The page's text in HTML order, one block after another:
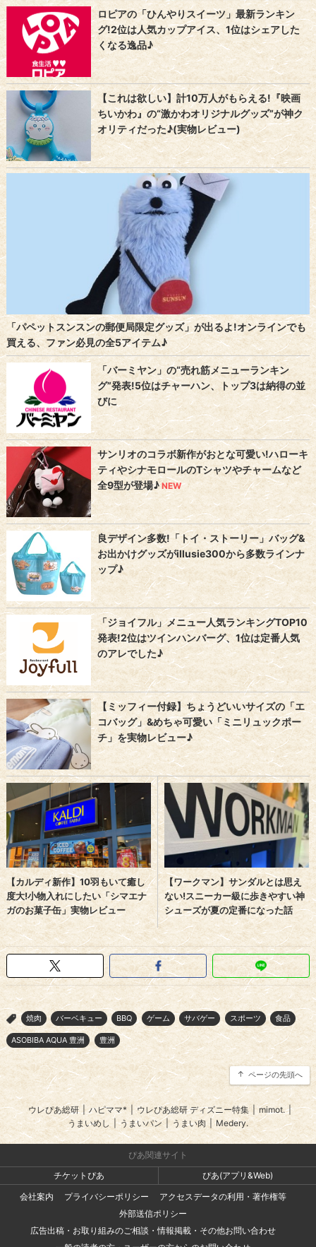
> 焼肉 バーベキュー BBQ ゲーム サバゲー スポーツ 食品
ASOBIBA AQUA 豊洲 豊洲
ページの先頭へ
ウレぴあ総研 | ハピママ* | ウレぴあ総研 ディズニー特集 | mimot. |
うまいめし
うまいパン | うまい肉 Medery.
ぴあ関連サイト
チケットぴあ
ぴあ(アプリ&Web)
会社案内
プライバシーポリシー
アクセスデータの利用・著作権等
外部送信ポリシー
広告出稿・お取り組みのご相談・情報掲載・その他お問い合わせ